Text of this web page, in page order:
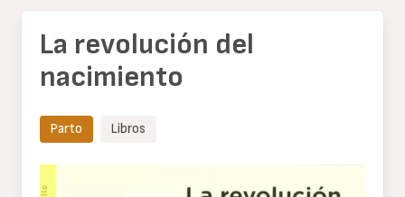
La revolución del
nacimiento
Parto Libros